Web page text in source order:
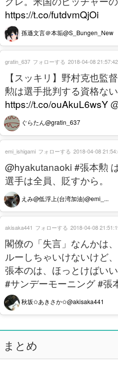
https://t.co/futdvmQjOi
孫遜文言＠本垢@S_Bungen_New
【スッキリ】野村克也監
勲は選手批判する資格ない
https://t.co/ouAkuL6wsY
ぐらたん@gratin_637
gratin_637 フォローする 2018-04-08 21:57:42
@hyakutanaoki #張本勲
選手は全員、貶すから。
えみ@低浮上(台湾加油)@emi_...
emi_ishigami フォローする 2018-04-08
閣僚の「失言」なんかは
ルーしちゃいけないけど、
張本のは、ほっとけばい
#サンデーモーニング #張
秋坂✩あきさか✩@akisaka441
akisaka441 フォローする 2018-04-08
まとめ